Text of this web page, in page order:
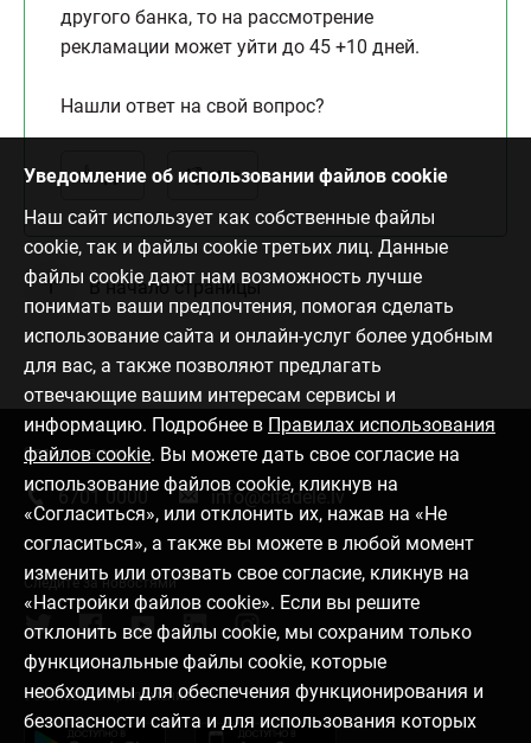
другого банка, то на рассмотрение
рекламации может уйти до 45 +10 дней.
Нашли ответ на свой вопрос?
Да Нет
В начало страницы
Уведомление об использовании файлов cookie
Наш сайт использует как собственные файлы
cookie, так и файлы cookie третьих лиц. Данные
файлы cookie дают нам возможность лучше
понимать ваши предпочтения, помогая сделать
использование сайта и онлайн-услуг более удобным
для вас, а также позволяют предлагать
отвечающие вашим интересам сервисы и
информацию. Подробнее в Правилах использования
файлов cookie. Вы можете дать свое согласие на
использование файлов cookie, кликнув на
«Согласиться», или отклонить их, нажав на «Не
согласиться», а также вы можете в любой момент
изменить или отозвать свое согласие, кликнув на
«Настройки файлов cookie». Если вы решите
отклонить все файлы cookie, мы сохраним только
функциональные файлы cookie, которые
необходимы для обеспечения функционирования и
безопасности сайта и для использования которых
Связаться с нами
6701 0000 info@citadele.lv
Следите за новостями
Установить приложение